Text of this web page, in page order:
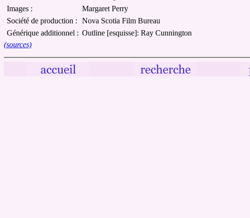
Images :
Margaret Perry
Société de production :
Nova Scotia Film Bureau
Générique additionnel : Outline [esquisse]: Ray Cunnington
(sources)